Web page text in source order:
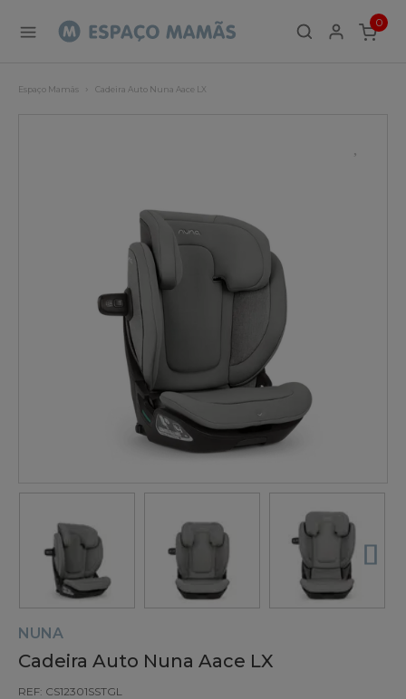
0
ITEMS
Espaço Mamãs Cadeira Auto Nuna Aace LX
NUNA
Cadeira Auto Nuna Aace LX
REF: CS12301SSTGL